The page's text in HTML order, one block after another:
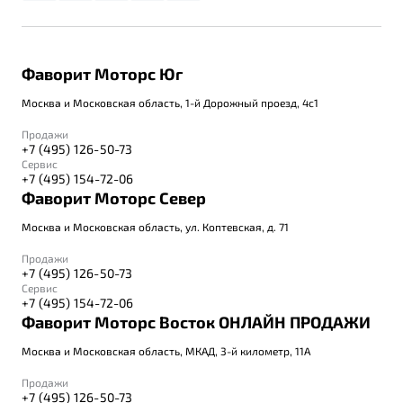
Фаворит Моторс Юг
Москва и Московская область, 1-й Дорожный проезд, 4с1
Продажи
+7 (495) 126-50-73
Сервис
+7 (495) 154-72-06
Фаворит Моторс Север
Москва и Московская область, ул. Коптевская, д. 71
Продажи
+7 (495) 126-50-73
Сервис
+7 (495) 154-72-06
Фаворит Моторс Восток ОНЛАЙН ПРОДАЖИ
Москва и Московская область, МКАД, 3-й километр, 11А
Продажи
+7 (495) 126-50-73